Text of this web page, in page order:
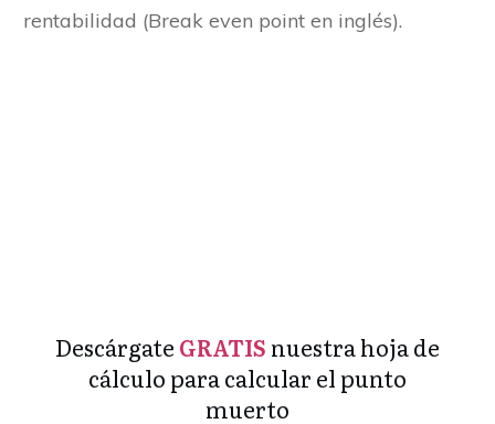
rentabilidad (Break even point en inglés).
Descárgate GRATIS nuestra hoja de
cálculo para calcular el punto
muerto